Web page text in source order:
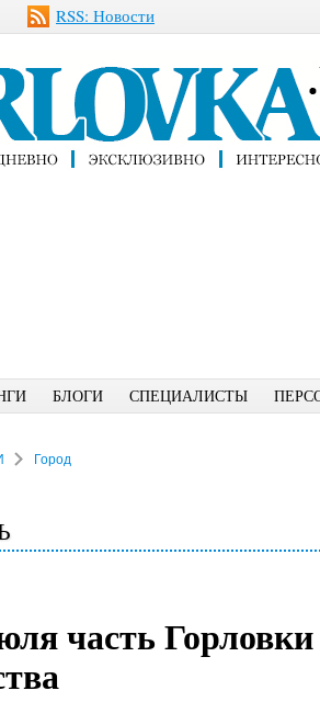
RSS: Новости
БЛОГИ СПЕЦИАЛИСТЫ
Город
часть Горловки